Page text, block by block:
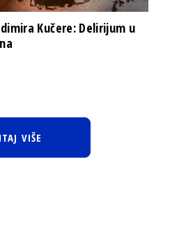
Kučere: Delirijum u
VIŠE